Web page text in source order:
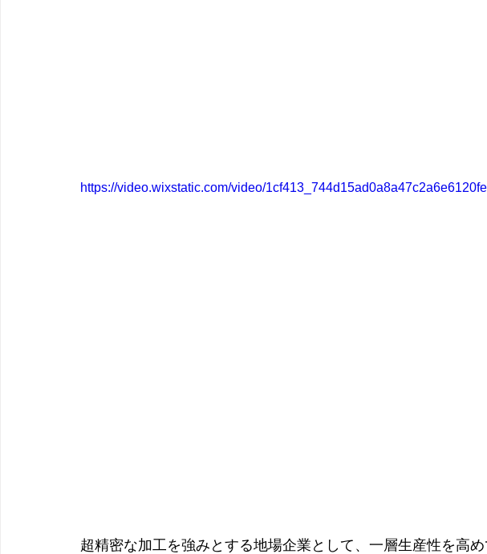
https://video.wixstatic.com/video/
超精密な加工を強みとする地場企業として、一層生産性を高